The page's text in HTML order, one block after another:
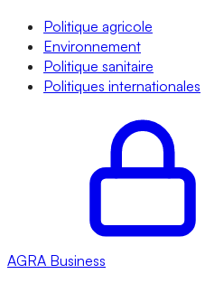
Politique agricole
Environnement
Politique sanitaire
Politiques internationales
AGRA Business